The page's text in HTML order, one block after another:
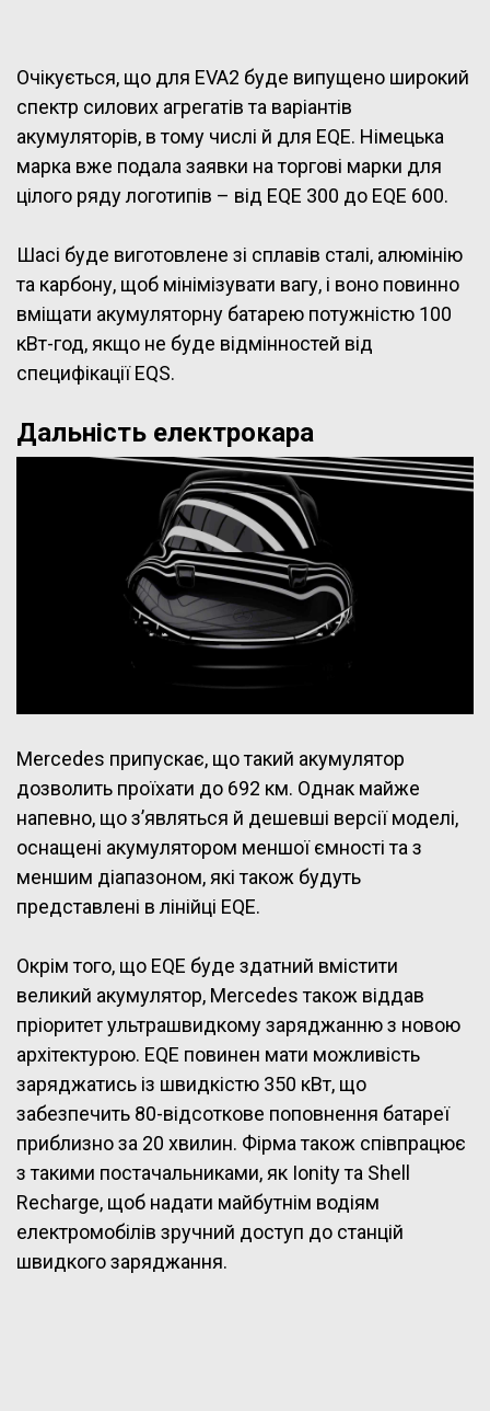
Очікується, що для EVA2 буде випущено широкий
спектр силових агрегатів та варіантів
акумуляторів, в тому числі й для EQE. Німецька
марка вже подала заявки на торгові марки для
цілого ряду логотипів – від EQE 300 до EQE 600.
Шасі буде виготовлене зі сплавів сталі, алюмінію
та карбону, щоб мінімізувати вагу, і воно повинно
вміщати акумуляторну батарею потужністю 100
кВт-год, якщо не буде відмінностей від
специфікації EQS.
Дальність електрокара
Mercedes припускає, що такий акумулятор
дозволить проїхати до 692 км. Однак майже
напевно, що з’являться й дешевші версії моделі,
оснащені акумулятором меншої ємності та з
меншим діапазоном, які також будуть
представлені в лінійці EQE.
Окрім того, що EQE буде здатний вмістити
великий акумулятор, Mercedes також віддав
пріоритет ультрашвидкому заряджанню з новою
архітектурою. EQE повинен мати можливість
заряджатись із швидкістю 350 кВт, що
забезпечить 80-відсоткове поповнення батареї
приблизно за 20 хвилин. Фірма також співпрацює
з такими постачальниками, як Ionity та Shell
Recharge, щоб надати майбутнім водіям
електромобілів зручний доступ до станцій
швидкого заряджання.